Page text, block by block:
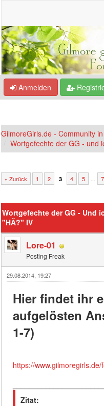
Anmelden
GilmoreGirls.de - Community
Wortgefechte der GG - und
« Zurück 1 2 3 4 5 …
Wortgefechte der GG - Und
"HÃ?" IV
Lore-01
Posting Freak
29.08.2014, 19:27
Hier findet ihr
aufgelösten
1-7)
https://
Zitat: